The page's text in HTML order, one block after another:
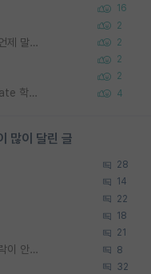
16
2
타대학원 컨텍 준비중인데, 지도교수님께는 언제 말씀드려야 할까요? 2
2
2
우리나라도 학구 열풍보면 Higher Doctorate 학위가 필요하다고 봅니다. 4
많이 달린 글
28
14
22
18
21
석박사 과정 합격하고, 컨택했던교수님이 연락이 안됩니다... 8
32